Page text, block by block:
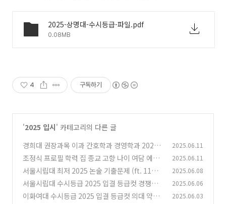
2025-상명대-수시등급-파일.pdf
0.08MB
4 구독하기
'2025 입시' 카테고리의 다른 글
경희대 권장과목 이과 간호학과 경영학과 2028
총정리 (ft. 11년 입시지도) (0)
2025.06.11
조정식 프로필 학력 집 종교 고향 나이 여담 에피
소드 인강 등 총정리
(0)
2025.06.11
서울시립대 최저 2025 논술 기출문제 (ft. 11년
입시지도 노하우) (0)
2025.06.08
서울시립대 수시등급 2025 입결 등급컷 경쟁률
경영학과 (ft. 11년 노하우 꿀팁) (0)
2025.06.06
이화여대 수시등급 2025 입결 등급컷 의대 약대
2025.06.03